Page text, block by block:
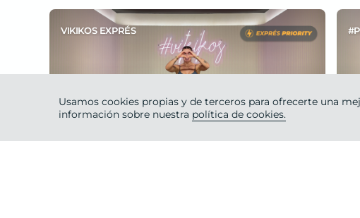
VIKIKOS EXPRÉS
Intermedio
VIKIKA
Usamos cookies propias y de terceros para ofrecerte una
información sobre nuestra política de cookies.